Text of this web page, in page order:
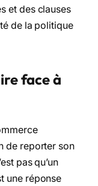
et des clauses
de la politique
face à
de reporter son
pas qu’un
une réponse